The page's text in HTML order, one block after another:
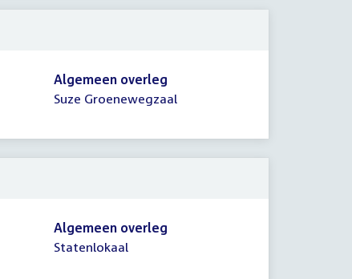
Algemeen overleg
Suze Groenewegzaal
Algemeen overleg
Statenlokaal